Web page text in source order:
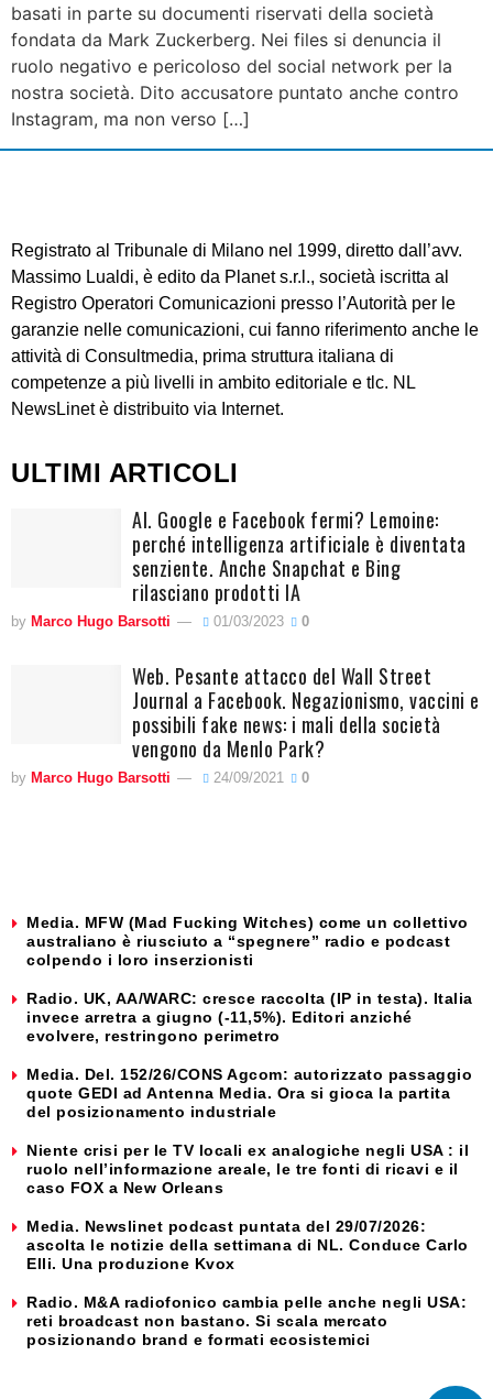
basati in parte su documenti riservati della società
fondata da Mark Zuckerberg. Nei files si denuncia il
ruolo negativo e pericoloso del social network per la
nostra società. Dito accusatore puntato anche contro
Instagram, ma non verso […]
Registrato al Tribunale di Milano nel 1999, diretto dall’avv.
Massimo Lualdi, è edito da Planet s.r.l., società iscritta al
Registro Operatori Comunicazioni presso l’Autorità per le
garanzie nelle comunicazioni, cui fanno riferimento anche le
attività di Consultmedia, prima struttura italiana di
competenze a più livelli in ambito editoriale e tlc. NL
NewsLinet è distribuito via Internet.
ULTIMI ARTICOLI
AI. Google e Facebook fermi? Lemoine:
perché intelligenza artificiale è diventata
senziente. Anche Snapchat e Bing
rilasciano prodotti IA
by Marco Hugo Barsotti 01/03/2023 0
Web. Pesante attacco del Wall Street
Journal a Facebook. Negazionismo, vaccini e
possibili fake news: i mali della società
vengono da Menlo Park?
by Marco Hugo Barsotti 24/09/2021 0
Media. MFW (Mad Fucking Witches) come un collettivo
australiano è riusciuto a “spegnere” radio e podcast
colpendo i loro inserzionisti
Radio. UK, AA/WARC: cresce raccolta (IP in testa). Italia
invece arretra a giugno (-11,5%). Editori anziché
evolvere, restringono perimetro
Media. Del. 152/26/CONS Agcom: autorizzato passaggio
quote GEDI ad Antenna Media. Ora si gioca la partita
del posizionamento industriale
Niente crisi per le TV locali ex analogiche negli USA : il
ruolo nell’informazione areale, le tre fonti di ricavi e il
caso FOX a New Orleans
Media. Newslinet podcast puntata del 29/07/2026:
ascolta le notizie della settimana di NL. Conduce Carlo
Elli. Una produzione Kvox
Radio. M&A radiofonico cambia pelle anche negli USA:
reti broadcast non bastano. Si scala mercato
posizionando brand e formati ecosistemici